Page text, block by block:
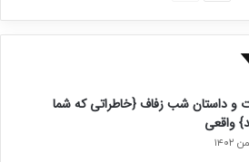
ح
ح
د
و داستان شب زفاف {خاطراتی که شما
واقعی